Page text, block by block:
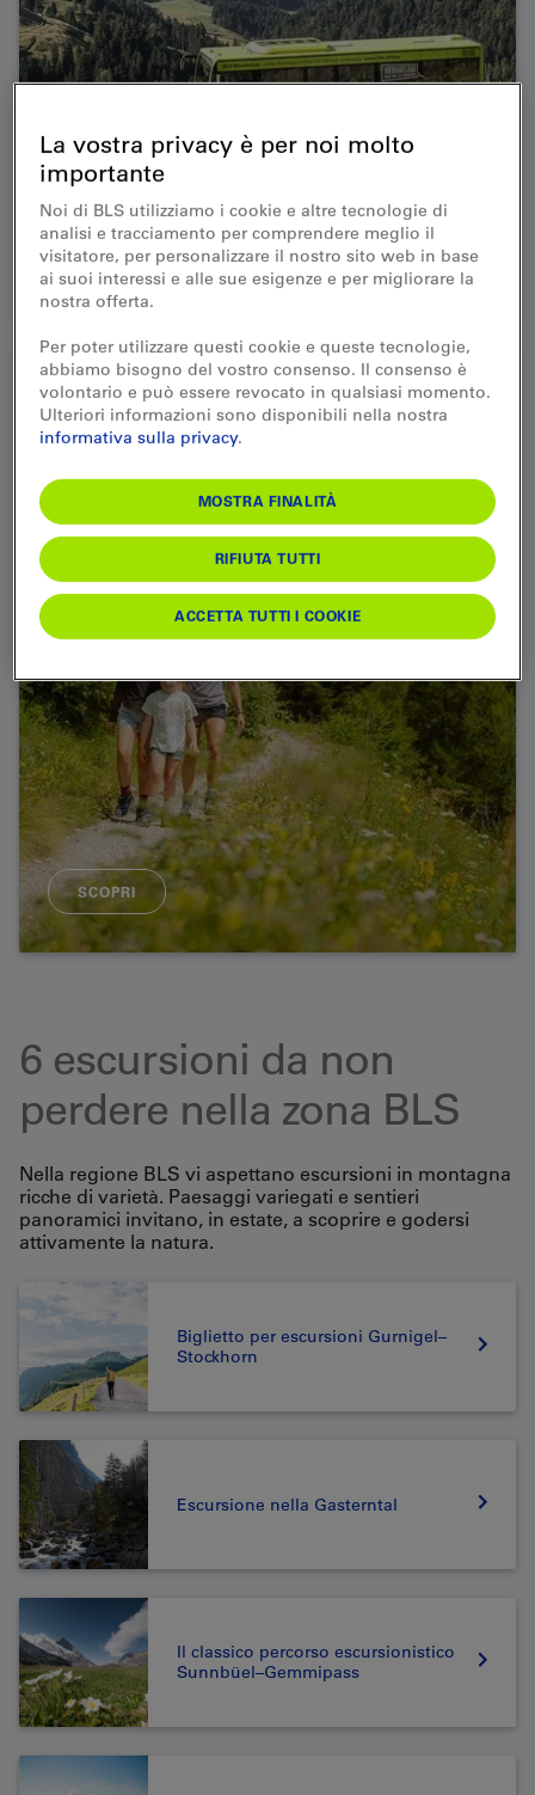
SCOPRI
Il paradiso naturale della
Lauchernalp
SCOPRI
6 escursioni da non
perdere nella zona BLS
Nella regione BLS vi aspettano escursioni in montagna
ricche di varietà. Paesaggi variegati e sentieri
panoramici invitano, in estate, a scoprire e godersi
attivamente la natura.
Biglietto per escursioni Gurnigel–
Stockhorn
Escursione nella Gasterntal
Il classico percorso escursionistico
Sunnbüel–Gemmipass
La vostra privacy è per noi molto
importante
Noi di BLS utilizziamo i cookie e altre tecnologie di
analisi e tracciamento per comprendere meglio il
visitatore, per personalizzare il nostro sito web in base
ai suoi interessi e alle sue esigenze e per migliorare la
nostra offerta.
Per poter utilizzare questi cookie e queste tecnologie,
abbiamo bisogno del vostro consenso. Il consenso è
volontario e può essere revocato in qualsiasi momento.
Ulteriori informazioni sono disponibili nella nostra
informativa sulla privacy.
MOSTRA FINALITÀ
RIFIUTA TUTTI
ACCETTA TUTTI I COOKIE